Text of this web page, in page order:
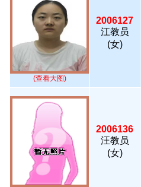
(查看大图)
2006127
江教员
(女)
2006136
汪教员
(女)